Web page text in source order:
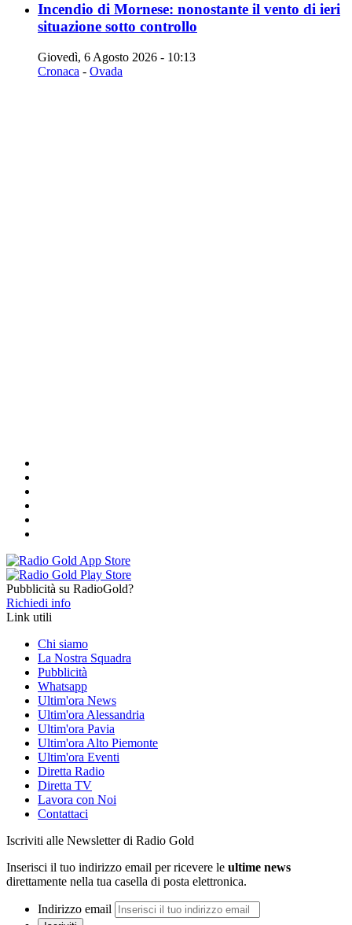
Incendio di Mornese: nonostante il vento di ieri
situazione sotto controllo
Giovedì, 6 Agosto 2026 - 10:13
Cronaca - Ovada
Pubblicità su RadioGold?
Richiedi info
Link utili
Chi siamo
La Nostra Squadra
Pubblicità
Whatsapp
Ultim'ora News
Ultim'ora Alessandria
Ultim'ora Pavia
Ultim'ora Alto Piemonte
Ultim'ora Eventi
Diretta Radio
Diretta TV
Lavora con Noi
Contattaci
Iscriviti alle Newsletter di Radio Gold
Inserisci il tuo indirizzo email per ricevere le ultime news
direttamente nella tua casella di posta elettronica.
Indirizzo email